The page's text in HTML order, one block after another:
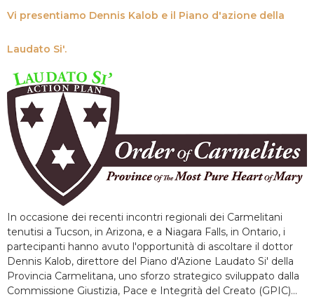
Vi presentiamo Dennis Kalob e il Piano d'azione della
Laudato Si'.
In occasione dei recenti incontri regionali dei Carmelitani
tenutisi a Tucson, in Arizona, e a Niagara Falls, in Ontario, i
partecipanti hanno avuto l'opportunità di ascoltare il dottor
Dennis Kalob, direttore del Piano d'Azione Laudato Si' della
Provincia Carmelitana, uno sforzo strategico sviluppato dalla
Commissione Giustizia, Pace e Integrità del Creato (GPIC)...